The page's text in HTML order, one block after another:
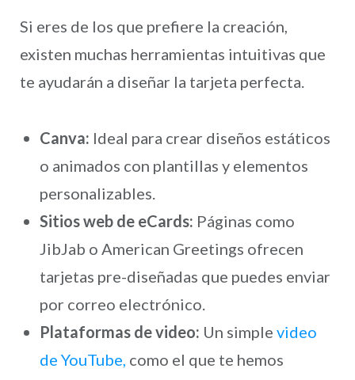
Si eres de los que prefiere la creación,
existen muchas herramientas intuitivas que
te ayudarán a diseñar la tarjeta perfecta.
Canva: Ideal para crear diseños estáticos
o animados con plantillas y elementos
personalizables.
Sitios web de eCards: Páginas como
JibJab o American Greetings ofrecen
tarjetas pre-diseñadas que puedes enviar
por correo electrónico.
Plataformas de video: Un simple video
de YouTube, como el que te hemos